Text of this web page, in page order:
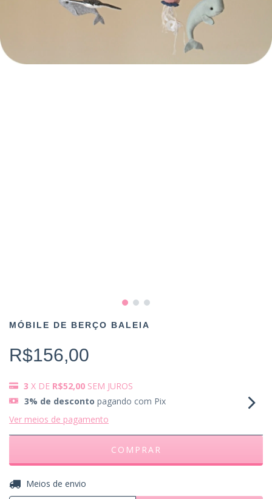
MÓBILE DE BERÇO BALEIA
R$156,00
3 X DE R$52,00 SEM JUROS
3% de desconto pagando com Pix
Ver meios de pagamento
Entregas para o CEP:
Meios de envio